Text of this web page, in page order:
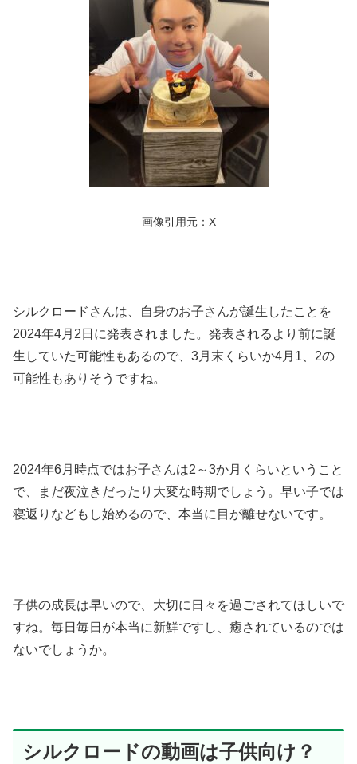
画像引用元：X
シルクロードさんは、自身のお子さんが誕生したことを
2024年4月2日に発表されました。発表されるより前に誕
生していた可能性もあるので、3月末くらいか4月1、2の
可能性もありそうですね。
2024年6月時点ではお子さんは2～3か月くらいということ
で、まだ夜泣きだったり大変な時期でしょう。早い子では
寝返りなどもし始めるので、本当に目が離せないです。
子供の成長は早いので、大切に日々を過ごされてほしいで
すね。毎日毎日が本当に新鮮ですし、癒されているのでは
ないでしょうか。
シルクロードの動画は子供向け？